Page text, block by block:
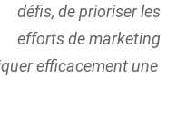
défis, de prioriser les
efforts de marketing
efficacement une